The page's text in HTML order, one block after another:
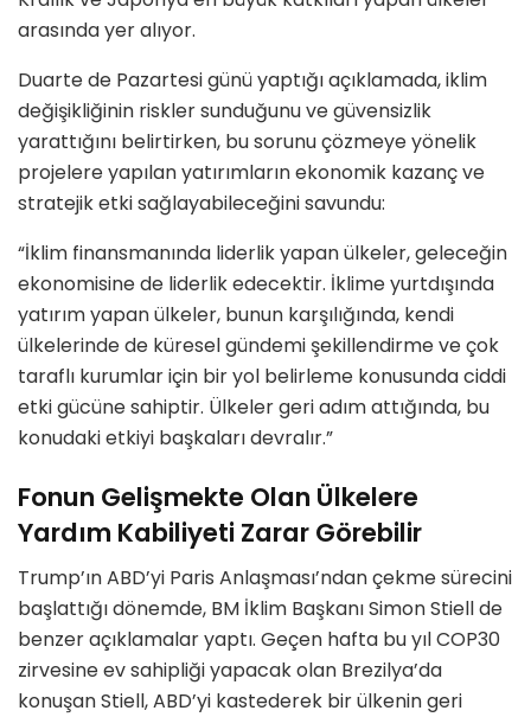
arasında yer alıyor.
Duarte de Pazartesi günü yaptığı açıklamada, iklim
değişikliğinin riskler sunduğunu ve güvensizlik
yarattığını belirtirken, bu sorunu çözmeye yönelik
projelere yapılan yatırımların ekonomik kazanç ve
stratejik etki sağlayabileceğini savundu:
“İklim finansmanında liderlik yapan ülkeler, geleceğin
ekonomisine de liderlik edecektir. İklime yurtdışında
yatırım yapan ülkeler, bunun karşılığında, kendi
ülkelerinde de küresel gündemi şekillendirme ve çok
taraflı kurumlar için bir yol belirleme konusunda ciddi
etki gücüne sahiptir. Ülkeler geri adım attığında, bu
konudaki etkiyi başkaları devralır.”
Fonun Gelişmekte Olan Ülkelere
Yardım Kabiliyeti Zarar Görebilir
Trump’ın ABD’yi Paris Anlaşması’ndan çekme sürecini
başlattığı dönemde, BM İklim Başkanı Simon Stiell de
benzer açıklamalar yaptı. Geçen hafta bu yıl COP30
zirvesine ev sahipliği yapacak olan Brezilya’da
konuşan Stiell, ABD’yi kastederek bir ülkenin geri